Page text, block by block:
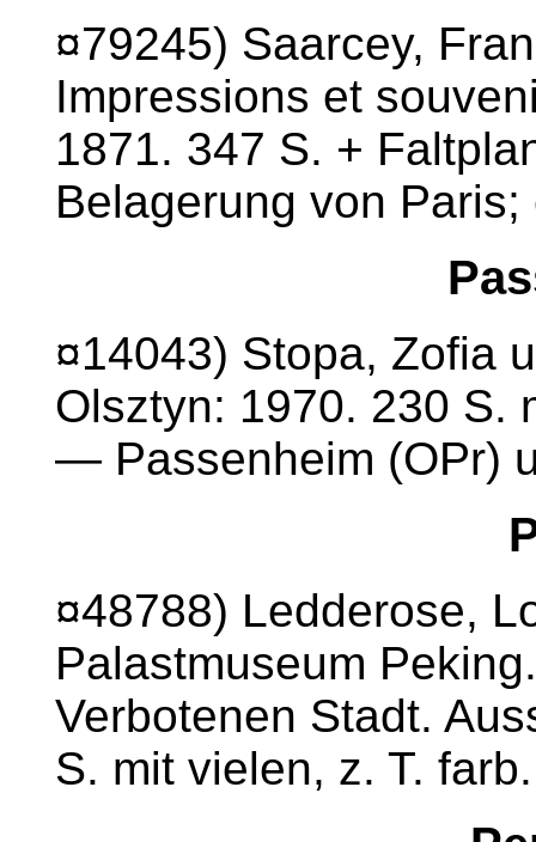
¤79245) Saarcey,
Impressions et
1871. 347 S. +
Belagerung von
¤14043) Stopa, Zofia
Olsztyn: 1970. 230 S.
— Passenheim (OPr)
¤48788) Ledderose,
Palastmuseum
Verbotenen Stadt.
S. mit vielen, z. T.